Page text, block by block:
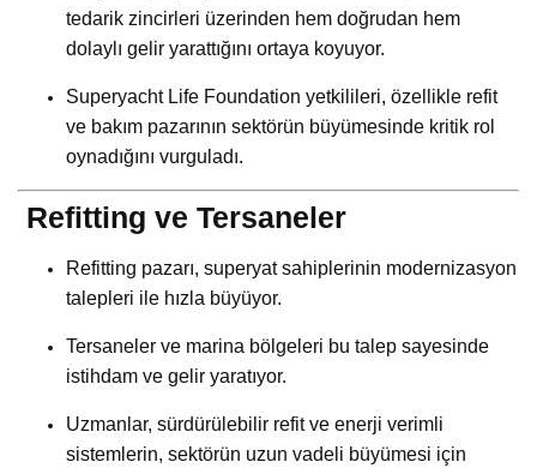
tedarik zincirleri üzerinden hem doğrudan hem
dolaylı gelir yarattığını ortaya koyuyor.
Superyacht Life Foundation yetkilileri, özellikle refit
ve bakım pazarının sektörün büyümesinde kritik rol
oynadığını vurguladı.
Refitting ve Tersaneler
Refitting pazarı, superyat sahiplerinin modernizasyon
talepleri ile hızla büyüyor.
Tersaneler ve marina bölgeleri bu talep sayesinde
istihdam ve gelir yaratıyor.
Uzmanlar, sürdürülebilir refit ve enerji verimli
sistemlerin, sektörün uzun vadeli büyümesi için